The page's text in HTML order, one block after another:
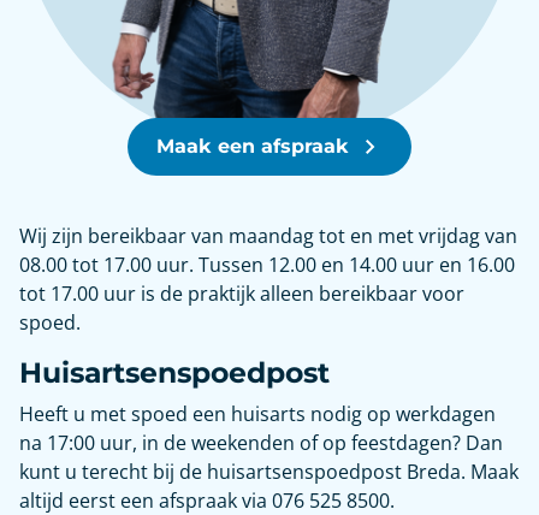
Maak een afspraak
Wij zijn bereikbaar van maandag tot en met vrijdag van
08.00 tot 17.00 uur. Tussen 12.00 en 14.00 uur en 16.00
tot 17.00 uur is de praktijk alleen bereikbaar voor
spoed.
Huisartsenspoedpost
Heeft u met spoed een huisarts nodig op werkdagen
na 17:00 uur, in de weekenden of op feestdagen? Dan
kunt u terecht bij de huisartsenspoedpost Breda. Maak
altijd eerst een afspraak via 076 525 8500.